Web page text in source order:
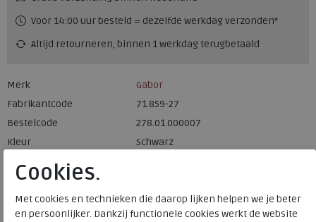
Voor 14:00 uur besteld = dezelfde werkdag verzonden*
Altijd retourneren, binnen 1 werkdag terugbetaald
Merk
Gabor
Fabrikantcode
71.859-27
Bestelcode
278.01.000007
Kleur
Schwarz
Materiaal
Wijdtemaat
f
Uitneembaar voetbed
ja
Cookies.
Met cookies en technieken die daarop lijken helpen we je beter
en persoonlijker. Dankzij functionele cookies werkt de website